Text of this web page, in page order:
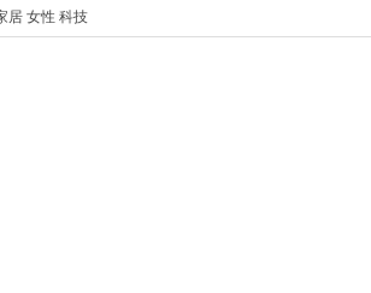
居 女性 科技